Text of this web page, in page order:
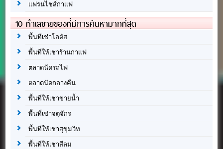
แฟรนไชส์กาแฟ
10 ทำเลขายของที่มีการค้นหามากที่สุด
พื้นที่เช่าโลตัส
พื้นที่ให้เช่าร้านกาแฟ
ตลาดนัดรถไฟ
ตลาดนัดกลางคืน
พื้นที่ให้เช่าขายน้ำ
พื้นที่เช่าจตุจักร
พื้นที่ให้เช่าสุขุมวิท
พื้นที่ให้เช่าสีลม